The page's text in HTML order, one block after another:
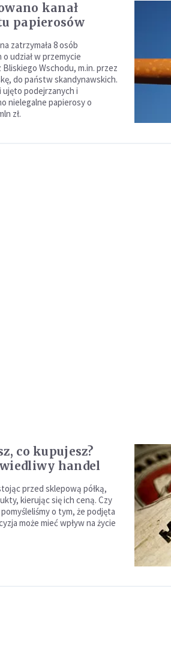
kanał
papierosów
zatrzymała 8 osób
udział w przemycie
Wschodu, m.in. przez
do państw skandynawskich.
ujęto podejrzanych i
nielegalne papierosy o
zł.
co kupujesz?
handel
przed sklepową półką,
kierując się ich ceną. Czy
o tym, że podjęta
może mieć wpływ na życie